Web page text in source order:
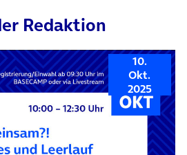
Redaktion
10.
Okt.
2025